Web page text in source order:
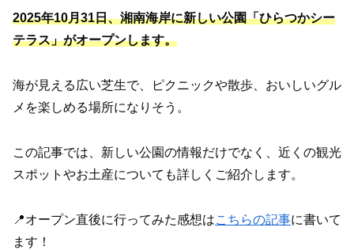
2025年10月31日、湘南海岸に新しい公園「ひらつかシー
テラス」がオープンします。
海が見える広い芝生で、ピクニックや散歩、おいしいグル
メを楽しめる場所になりそう。
この記事では、新しい公園の情報だけでなく、近くの観光
スポットやお土産についても詳しくご紹介します。
📍オープン直後に行ってみた感想はこちらの記事に書いて
ます！